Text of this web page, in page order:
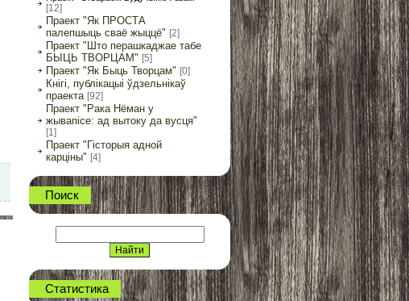
[12]
Праект "Як ПРОСТА
палепшыць сваё жыццё" [2]
Праект "Што перашкаджае табе
БЫЦЬ ТВОРЦАМ" [5]
Праект "Як Быць Творцам" [0]
Кнігі, публікацыі ўдзельнікаў
праекта [92]
Праект "Рака Нёман у
жывапісе: ад вытоку да вусця"
[1]
Праект "Гісторыя адной
карціны" [4]
Поиск
Статистика